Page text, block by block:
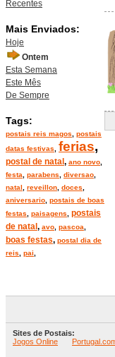
Recentes
Mais Enviados:
Hoje
Ontem
Esta Semana
Este Mês
De Sempre
Tags:
postais reis magos
postais
datas festivas
ferias,
postal de natal , ano novo
festa
parabens diversao
natal
reveillon doces
aniversario postais de boas
festas
paisagens
postais
de natal , avo pascoa
boas festas, postal dia de
reis
pai
Sites de Postais:
Jogos Online